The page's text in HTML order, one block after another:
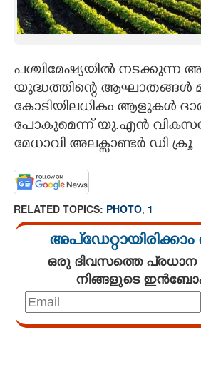
ART
CARTOONS
LITERATURE
ZOOM
CONTACT US
പശ്ചിമേഷ്യയിൽ നടക്കുന്ന
യുദ്ധത്തിന്റെ ആഘാതങ്ങൾ
കോടിയിലധികം ആളുകൾ
പോകുമെന്ന് യു.എൻ വികസന
മേധാവി അലക്സാണ്ടർ ഡി ക്രൂ
RELATED TOPICS: PHOTO, 1
ഒരു ദിവസത്തെ
നിങ്ങളുടെ